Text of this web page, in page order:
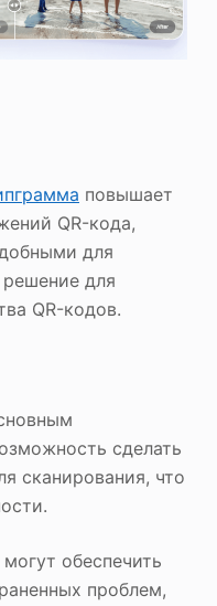
повышает
QR-кода,
для
для
QR-кодов.
сделать
сканирования, что
обеспечить
проблем,